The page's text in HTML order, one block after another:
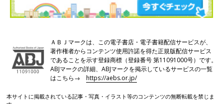
ＡＢＪマークは、この電子書店・電子書籍配信サービスが、
著作権者からコンテンツ使用許諾を得た正規版配信サービス
であることを示す登録商標（登録番号 第11091000号）です。
ABJマークの詳細、ABJマークを掲示しているサービスの一覧
はこちら→https://aebs.or.jp/
本サイトに掲載されている記事・写真・イラスト等のコンテンツの無断転載を禁じま